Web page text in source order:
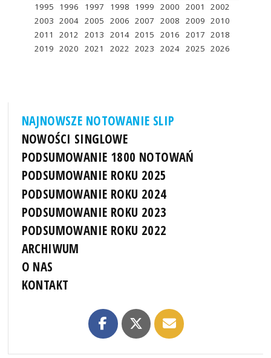
1995 1996 1997 1998 1999 2000 2001
2002
2003 2004 2005 2006 2007 2008 2009 2010
2011
2012 2013 2014 2015 2016 2017 2018
2019 2020 2021 2022 2023 2024 2025 2026
NAJNOWSZE NOTOWANIE SLIP
NOWOŚCI SINGLOWE
PODSUMOWANIE 1800 NOTOWAŃ
PODSUMOWANIE ROKU 2025
PODSUMOWANIE ROKU 2024
PODSUMOWANIE ROKU 2023
PODSUMOWANIE ROKU 2022
ARCHIWUM
O NAS
KONTAKT